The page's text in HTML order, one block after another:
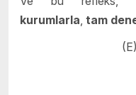
kurumlarla, tam